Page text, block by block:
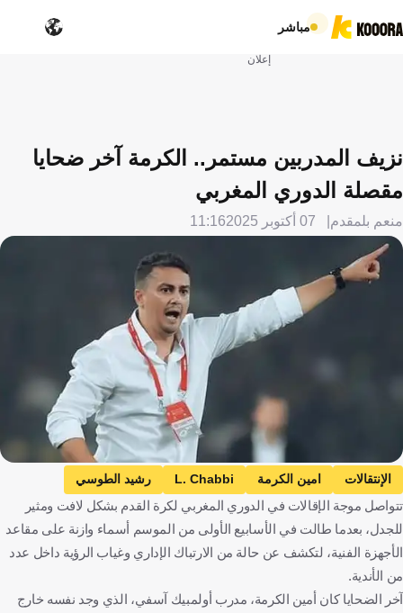
مباشر
إعلان
نزيف المدربين مستمر.. الكرمة آخر ضحايا
مقصلة الدوري المغربي
منعم بلمقدم 07 أكتوبر 2025 11:16
الإنتقالات امين الكرمة L. Chabbi
رشيد الطوسي
نهضة الزمامرة ضد الكوكب الرياضي المراكشي
نهضة الزمامرة
الكوكب الرياضي المراكشي
الدوري المغربي الممتاز
الرجاء البيضاوي ضد المغرب الفاسي
الرجاء البيضاوي
المغرب الفاسي
أولمبيك آسفي ضد الجيش الملكي
تتواصل موجة الإقالات في الدوري المغربي لكرة القدم بشكل لافت ومثير
للجدل، بعدما طالت في الأسابيع الأولى من الموسم أسماء وازنة على مقاعد
الأجهزة الفنية، لتكشف عن حالة من الارتباك الإداري وغياب الرؤية داخل عدد
من الأندية.
آخر الضحايا كان أمين الكرمة، مدرب أولمبيك آسفي، الذي وجد نفسه خارج